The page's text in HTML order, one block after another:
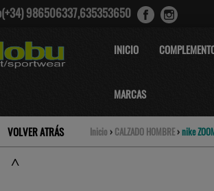
986506337,635353650
INICIO
MARCAS
VOLVER ATRÁS Inicio › CALZADO HOMBRE ›nike
˄